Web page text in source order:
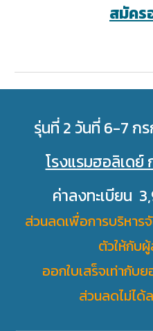
สมัคร
รุ่นที่ 2 วันที่ 6-7 ก
โรงแรมฮอลิเดย์
ค่าลงทะเบียน
ส่วนลดเพื่อการบริหาร
ตัวให้กับ
ออกใบเสร็จเท่ากับ
ส่วนลดไม่ได้